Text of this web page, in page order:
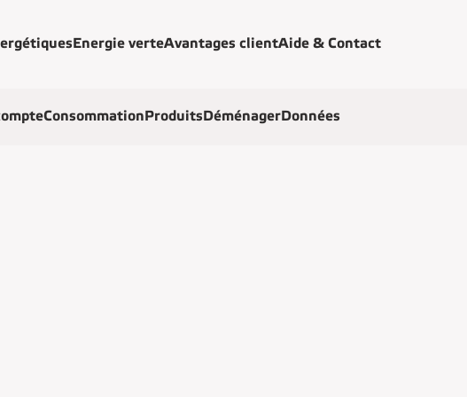
Energie verteAvantages clientAide & Contact
Consommation Produits Déménager Données